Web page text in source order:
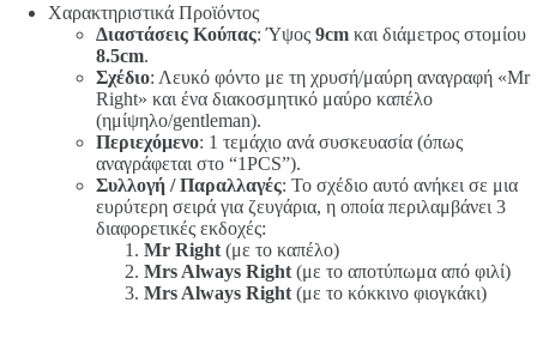
Χαρακτηριστικά Προϊόντος
Διαστάσεις Κούπας: Ύψος 9cm και διάμετρος στομίου
8.5cm.
Σχέδιο: Λευκό φόντο με τη χρυσή/μαύρη αναγραφή «Mr
Right» και ένα διακοσμητικό μαύρο καπέλο
(ημίψηλο/gentleman).
Περιεχόμενο: 1 τεμάχιο ανά συσκευασία (όπως
αναγράφεται στο “1PCS”).
Συλλογή / Παραλλαγές: Το σχέδιο αυτό ανήκει σε μια
ευρύτερη σειρά για ζευγάρια, η οποία περιλαμβάνει 3
διαφορετικές εκδοχές:
Mr Right (με το καπέλο)
Mrs Always Right (με το αποτύπωμα από φιλί)
Mrs Always Right (με το κόκκινο φιογκάκι)